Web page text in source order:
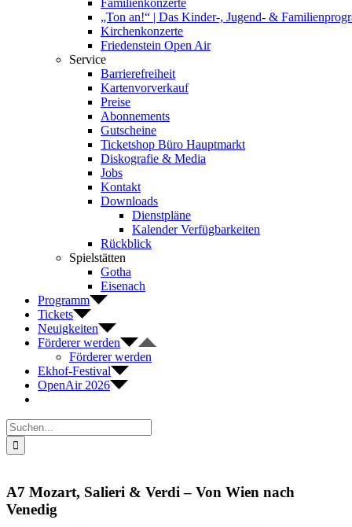
Familienkonzerte
„Ton an!“ | Das Kinder-, Jugend- &
Kirchenkonzerte
Friedenstein Open Air
Service
Barrierefreiheit
Kartenvorverkauf
Preise
Abonnements
Gutscheine
Ticketshop Büro Hauptmarkt
Diskografie & Media
Jobs
Kontakt
Downloads
Dienstpläne
Kalender Verfügbarkeiten
Rückblick
Spielstätten
Gotha
Eisenach
Programm
Tickets
Neuigkeiten
Förderer werden
Förderer werden
Ekhof-Festival
OpenAir 2026
Suche
nach:
A7 Mozart, Salieri & Verdi – Von Wien nach
Venedig